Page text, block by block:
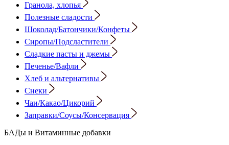
Гранола, хлопья
Полезные сладости
Шоколад/Батончики/Конфеты
Сиропы/Подсластители
Сладкие пасты и джемы
Печенье/Вафли
Хлеб и альтернативы
Снеки
Чаи/Какао/Цикорий
Заправки/Соусы/Консервация
БАДы и Витаминные добавки